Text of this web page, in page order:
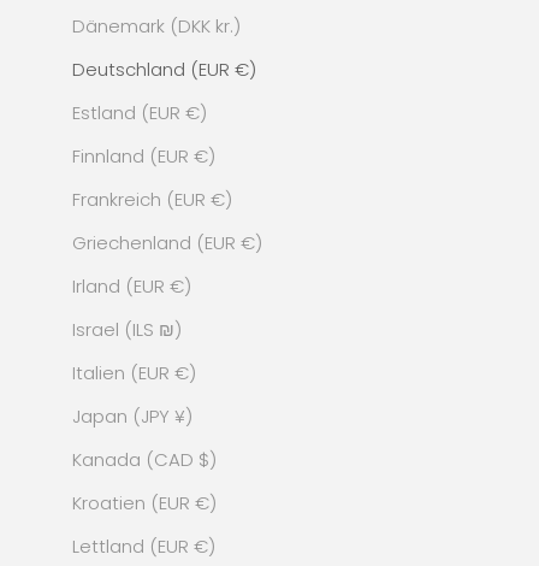
Dänemark (DKK kr.)
Deutschland (EUR €)
Estland (EUR €)
Finnland (EUR €)
Frankreich (EUR €)
Griechenland (EUR €)
Irland (EUR €)
Israel (ILS ₪)
Italien (EUR €)
Japan (JPY ¥)
Kanada (CAD $)
Kroatien (EUR €)
Lettland (EUR €)